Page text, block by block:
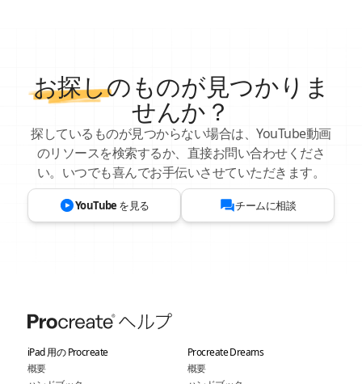
お探しのものが見つかりま
せんか？
探しているものが見つからない場合は、YouTube動画
のリソースを検索するか、直接お問い合わせくださ
い。いつでも喜んでお手伝いさせていただきます。
YouTube を見る チームに相談
iPad 用の Procreate
概要
Procreate Dreams
概要